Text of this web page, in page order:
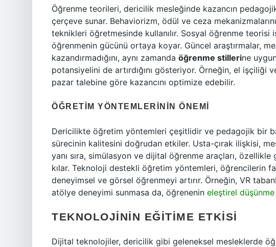
Öğrenme teorileri, dericilik mesleğinde kazancın
çerçeve sunar. Behaviorizm, ödül ve ceza
teknikleri öğretmesinde kullanılır. Sosyal öğrenme
öğrenmenin gücünü ortaya koyar. Güncel araştırmalar,
kazandırmadığını, aynı zamanda öğrenme stillerine
potansiyelini de artırdığını gösteriyor. Örneğin, el işçiliği
pazar talebine göre kazancını optimize edebilir.
ÖĞRETIM YÖNTEMLERININ ÖNEMI
Dericilikte öğretim yöntemleri çeşitlidir ve pedagojik bir
sürecinin kalitesini doğrudan etkiler. Usta-çırak ilişkisi,
yanı sıra, simülasyon ve dijital öğrenme araçları,
kılar. Teknoloji destekli öğretim yöntemleri, öğrencilerin
deneyimsel ve görsel öğrenmeyi artırır. Örneğin, VR
atölye deneyimi sunmasa da, öğrenenin eleştirel düşünme
TEKNOLOJININ EĞITIME ETKISI
Dijital teknolojiler, dericilik gibi geleneksel mesleklerde